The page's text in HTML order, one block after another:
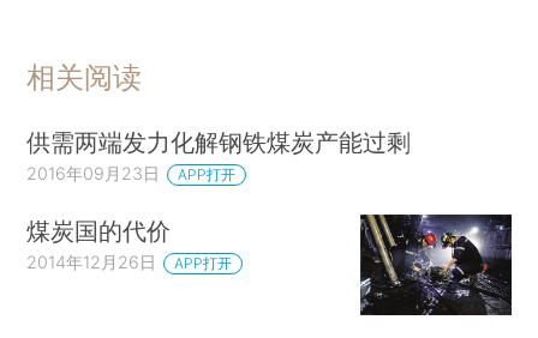
相关阅读
供需两端发力化解钢铁煤炭产能过剩
2016年09月23日 APP打开
煤炭国的代价
2014年12月26日 APP打开